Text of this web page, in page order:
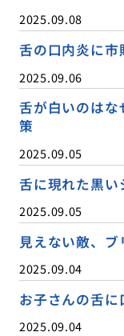
2025.09.08
舌の口内炎に
2025.09.06
舌が白いのは
策
2025.09.05
舌に現れた黒い
2025.09.05
見えない敵、
2025.09.04
お子さんの舌
2025.09.04